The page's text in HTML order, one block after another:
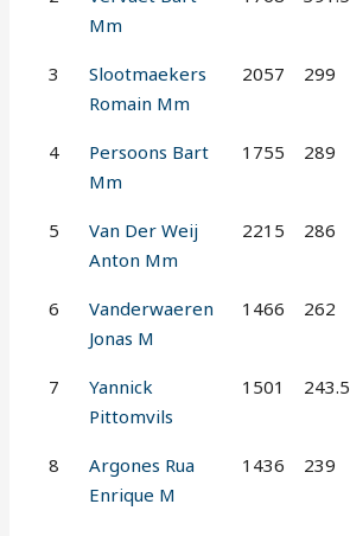
Mm
3
Slootmaekers
Romain Mm
2057 299
4
Persoons Bart
Mm
1755 289
5
Van Der Weij
Anton Mm
2215 286
6
Vanderwaeren
Jonas M
1466 262
7
Yannick
Pittomvils
1501 243.5
8
Argones Rua
Enrique M
1436 239